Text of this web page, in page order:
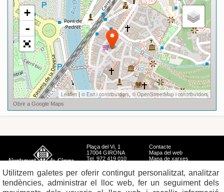
Plaça del Vi, 1
17004 GIRONA
Tel. 972 419 010
Contacte
Mapa del web
Mapa de xarxes
Utilitzem galetes per oferir contingut personalitzat, analitzar
tendències, administrar el lloc web, fer un seguiment dels